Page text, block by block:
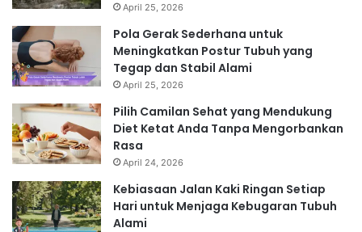
April 25, 2026
Pola Gerak Sederhana untuk
Meningkatkan Postur Tubuh yang
Tegap dan Stabil Alami
April 25, 2026
Pilih Camilan Sehat yang Mendukung
Diet Ketat Anda Tanpa Mengorbankan
Rasa
April 24, 2026
Kebiasaan Jalan Kaki Ringan Setiap
Hari untuk Menjaga Kebugaran Tubuh
Alami